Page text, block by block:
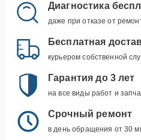
Диагностика
даже при отказе от
Бесплатная
курьером собственной
Гарантия до 3 лет
на все виды работ и
Срочный ремонт
в день обращения от 30